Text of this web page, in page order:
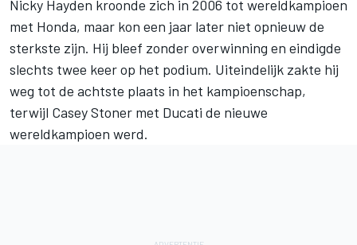
Nicky Hayden kroonde zich in 2006 tot wereldkampioen
met Honda, maar kon een jaar later niet opnieuw de
sterkste zijn. Hij bleef zonder overwinning en eindigde
slechts twee keer op het podium. Uiteindelijk zakte hij
weg tot de achtste plaats in het kampioenschap,
terwijl Casey Stoner met Ducati de nieuwe
wereldkampioen werd.